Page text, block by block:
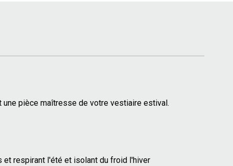
pièce maîtresse de votre vestiaire estival.
et respirant l'été et isolant du froid l'hiver